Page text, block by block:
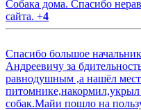
Собака дома. Спасибо
сайта. +4
Спасибо большое
Андреевичу за
равнодушным ,а нашёл
питомнике,накормил,укрыл
собак.Майи пошло на